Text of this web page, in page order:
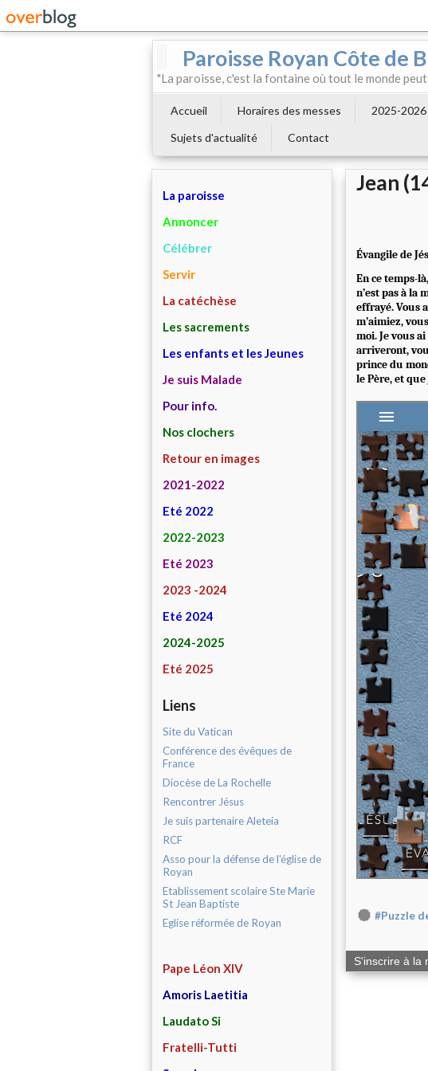
Paroisse Royan Côte de
"La paroisse, c'est la fontaine où tout le monde
Accueil Horaires des messes 2025-2026
Sujets d'actualité
Contact
La paroisse
Annoncer
Célébrer
Servir
La catéchèse
Les sacrements
Les enfants et les Jeunes
Je suis Malade
Pour info.
Nos clochers
Retour en images
2021-2022
Eté 2022
2022-2023
Eté 2023
2023 -2024
Eté 2024
2024-2025
Eté 2025
Liens
Site du Vatican
Conférence des évêques de
France
Diocèse de La Rochelle
Rencontrer Jésus
Je suis partenaire Aleteia
RCF
Asso pour la défense de l'église de
Royan
Etablissement scolaire Ste Marie
St Jean Baptiste
Eglise réformée de Royan
Pape Léon XIV
Amoris Laetitia
Laudato Si
Fratelli-Tutti
Jean
Évangile de
En ce temps-
n’est pas à la
effrayé. Vous
m’aimiez,
moi. Je vous
arriveront,
prince du
le Père, et que
#Puzzle
S'inscrire à la